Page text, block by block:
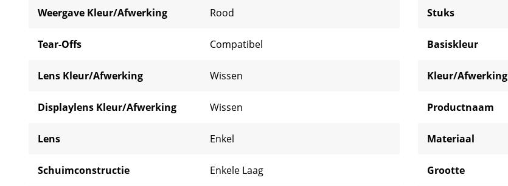
Weergave Kleur/Afwerking Rood
Tear-Offs Compatibel
Lens Kleur/Afwerking Wissen
Displaylens Kleur/Afwerking Wissen
Lens Enkel
Schuimconstructie Enkele Laag
Stuks
Basiskleur
Kleur/Afwerking
Productnaam
Materiaal
Grootte